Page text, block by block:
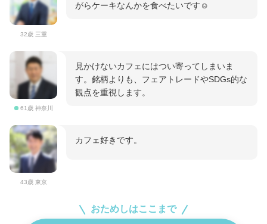
32歳 三重
がらケーキなんかを食べたいです☺️
61歳 神奈川
見かけないカフェにはつい寄ってしまいま
す。銘柄よりも、フェアトレードやSDGs的な
観点を重視します。
43歳 東京
カフェ好きです。
おためしはここまで